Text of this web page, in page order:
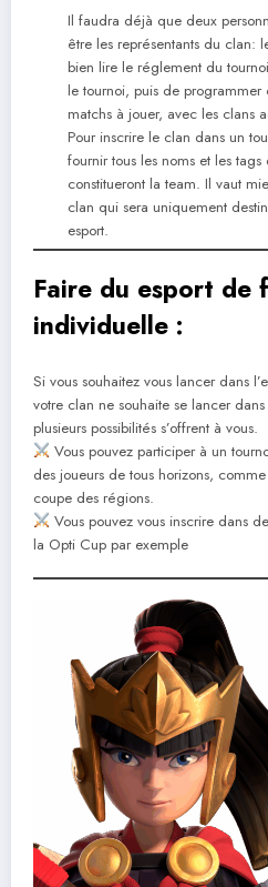
Il faudra déjà que deux
être les représentants du clan:
bien lire le réglement du
le tournoi, puis de programmer
matchs à jouer, avec les clans
Pour inscrire le clan dans un
fournir tous les noms et les
constitueront la team. Il vaut
clan qui sera uniquement
esport.
Faire du esport de
individuelle :
Si vous souhaitez vous lancer dans
votre clan ne souhaite se lancer dans
plusieurs possibilités s’offrent à vous.
Vous pouvez participer à un
des joueurs de tous horizons,
coupe des régions.
Vous pouvez vous inscrire dans
la Opti Cup par exemple